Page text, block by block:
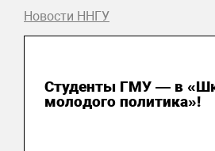
Новости ННГУ
Студенты ГМУ — в
молодого политика»!